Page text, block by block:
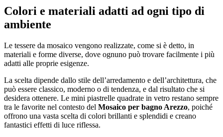
Colori e materiali adatti ad ogni tipo di
ambiente
Le tessere da mosaico vengono realizzate, come si è detto, in
materiali e forme diverse, dove ognuno può trovare facilmente i più
adatti alle proprie esigenze.
La scelta dipende dallo stile dell’arredamento e dell’architettura, che
può essere classico, moderno o di tendenza, e dal risultato che si
desidera ottenere. Le mini piastrelle quadrate in vetro restano sempre
tra le favorite nel contesto del Mosaico per bagno Arezzo, poiché
offrono una vasta scelta di colori brillanti e splendidi e creano
fantastici effetti di luce riflessa.